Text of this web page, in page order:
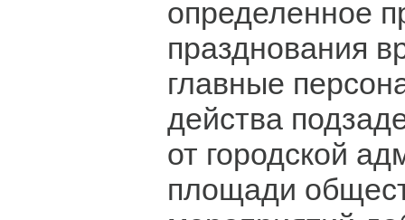
определенное
празднования
главные
действа
от городской
площади